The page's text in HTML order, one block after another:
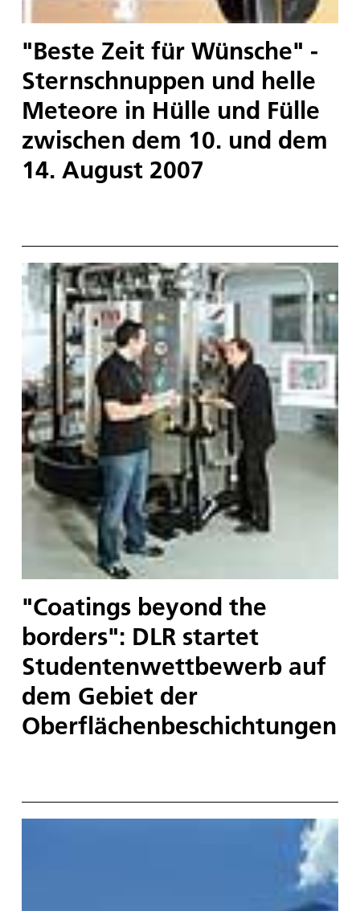
"Beste Zeit für Wünsche" -
Sternschnuppen und helle
Meteore in Hülle und Fülle
zwischen dem 10. und dem
14. August 2007
"Coatings beyond the
borders": DLR startet
Studentenwettbewerb auf
dem Gebiet der
Oberflächenbeschichtungen